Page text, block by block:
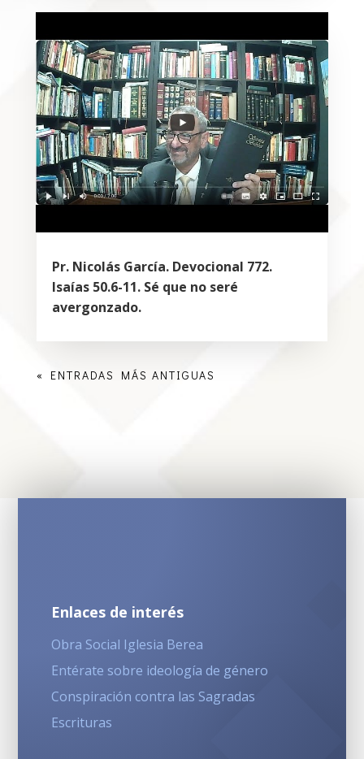
Pr. Nicolás García. Devocional 772.
Isaías 50.6-11. Sé que no seré
avergonzado.
« ENTRADAS MÁS ANTIGUAS
Enlaces de interés
Obra Social Iglesia Berea
Entérate sobre ideología de género
Conspiración contra las Sagradas
Escrituras